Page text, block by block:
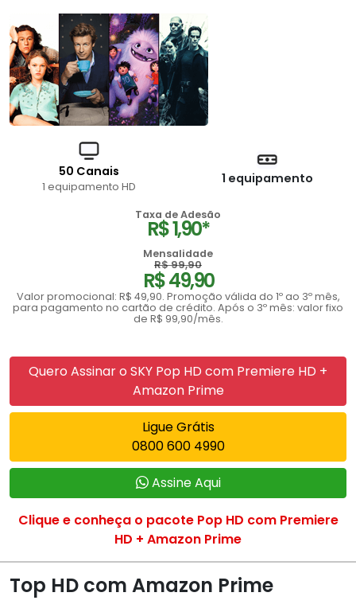
50 Canais
1 equipamento HD
1 equipamento
Taxa de Adesão
R$ 1,90*
Mensalidade
R$ 99,90
R$ 49,90
Valor promocional: R$ 49,90. Promoção válida do 1º ao 3º mês,
para pagamento no cartão de crédito. Após o 3º mês: valor fixo
de R$ 99,90/mês.
Quero Assinar o SKY Pop HD com Premiere HD +
Amazon Prime
Ligue Grátis
0800 600 4990
Assine Aqui
Clique e conheça o pacote Pop HD com Premiere
HD + Amazon Prime
Top HD com Amazon Prime